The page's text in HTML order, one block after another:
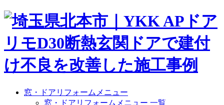
窓・ドアリフォームメニュー
窓・ドアリフォームメニュー 一覧